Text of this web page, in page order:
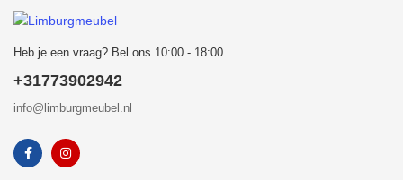
Heb je een vraag? Bel ons 10:00 - 18:00
+31773902942
info@limburgmeubel.nl